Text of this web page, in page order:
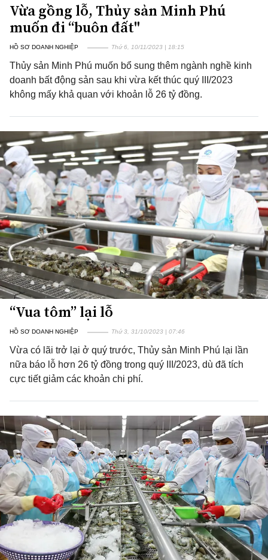
Vừa gồng lỗ, Thủy sản Minh Phú
muốn đi “buôn đất"
HỒ SƠ DOANH NGHIỆP Thứ 6, 10/11/2023 | 18:15
Thủy sản Minh Phú muốn bổ sung thêm ngành nghề kinh
doanh bất động sản sau khi vừa kết thúc quý III/2023
không mấy khả quan với khoản lỗ 26 tỷ đồng.
“Vua tôm” lại lỗ
HỒ SƠ DOANH NGHIỆP Thứ 3, 31/10/2023 | 07:46
Vừa có lãi trở lại ở quý trước, Thủy sản Minh Phú lại lần
nữa báo lỗ hơn 26 tỷ đồng trong quý III/2023, dù đã tích
cực tiết giảm các khoản chi phí.